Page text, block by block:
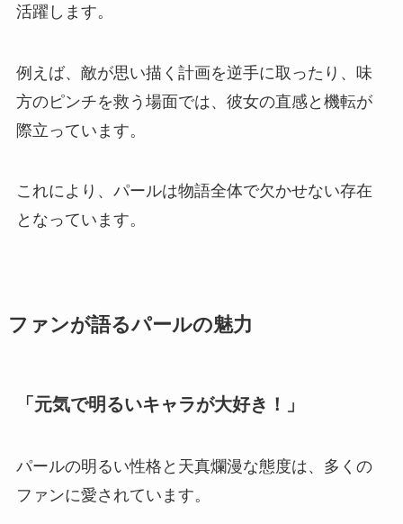
活躍します。
例えば、敵が思い描く計画を逆手に取ったり、味
方のピンチを救う場面では、彼女の直感と機転が
際立っています。
これにより、パールは物語全体で欠かせない存在
となっています。
ファンが語るパールの魅力
「元気で明るいキャラが大好き！」
パールの明るい性格と天真爛漫な態度は、多くの
ファンに愛されています。